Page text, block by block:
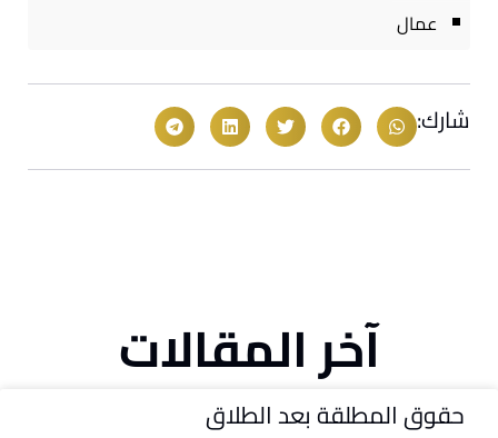
عمال
شارك:
آخر المقالات
حقوق المطلقة بعد الطلاق